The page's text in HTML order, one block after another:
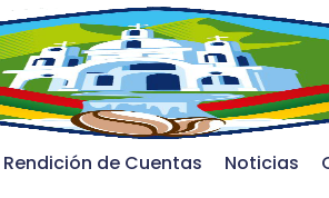
Rendición de Cuentas Noticias